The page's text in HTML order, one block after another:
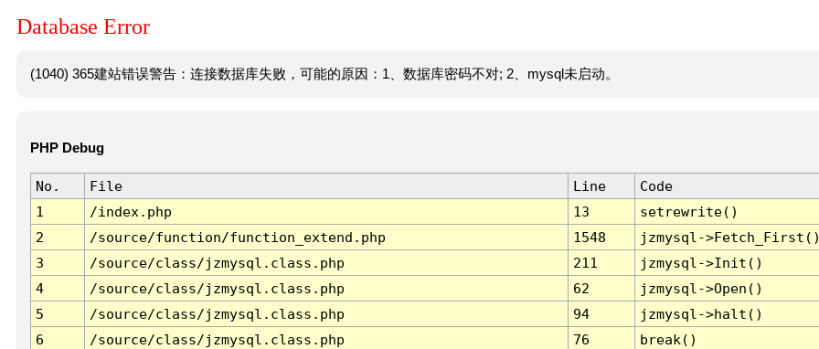
Database Error
(1040) 365建站错误警告：连接数据库失败，可能的原因：1、数据库密码不对; 2、mysql未启动。
PHP Debug
No. File Line
Code
1
/index.php 13
setrewrite()
2
/source/function/function_extend.php 1548
jzmysql-
3
/source/class/jzmysql.class.php 211
jzmysql->Init()
4
/source/class/jzmysql.class.php 62
jzmysql->Open()
5
/source/class/jzmysql.class.php 94
jzmysql->halt()
6
/source/class/jzmysql.class.php 76 break()